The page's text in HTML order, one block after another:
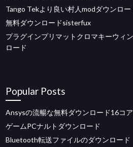
Tango Tekより良い村人modダウンロー
無料ダウンロードsisterfux
プラグインプリマットクロマキーウィ
ロード
Popular Posts
Ansysの流暢な無料ダウンロード16コ
ゲームPCナルトダウンロード
Bluetooth転送ファイルのダウンロード